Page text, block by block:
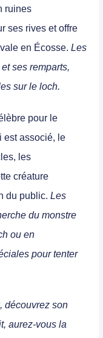
ruines
ses rives et offre
en Écosse. Les
ses remparts,
sur le loch.
pour le
est associé, le
les
créature
du public. Les
du monstre
ou en
pour tenter
découvrez son
aurez-vous la